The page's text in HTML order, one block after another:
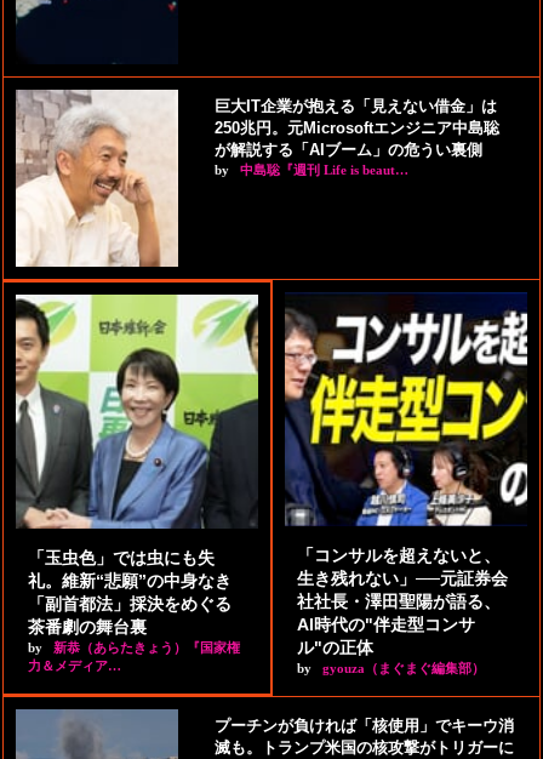
巨大IT企業が抱える「見えない借金」は
250兆円。元Microsoftエンジニア中島聡
が解説する「AIブーム」の危うい裏側
by 中島聡『週刊 Life is beaut…
「玉虫色」では虫にも失
礼。維新“悲願”の中身なき
「副首都法」採決をめぐる
茶番劇の舞台裏
by
新恭（あらたきょう）『国家権
力＆メディア…
「コンサルを超えないと、
生き残れない」──元証券会
社社長・澤田聖陽が語る、
AI時代の"伴走型コンサ
ル"の正体
by gyouza（まぐまぐ編集部）
プーチンが負ければ「核使用」でキーウ消
滅も。トランプ米国の核攻撃がトリガーに